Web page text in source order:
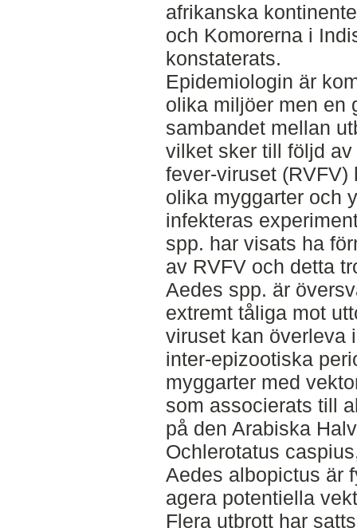
afrikanska
och Komorerna i
konstaterats.
Epidemiologin är
olika miljöer men en
sambandet mellan
vilket sker till följd
fever-viruset
olika myggarter och
infekteras
spp. har visats ha
av RVFV och detta
Aedes spp. är
extremt tåliga mot
viruset kan överleva
inter-epizootiska
myggarter med
som associerats till
på den Arabiska
Ochlerotatus
Aedes albopictus är
agera potentiella
Flera utbrott har